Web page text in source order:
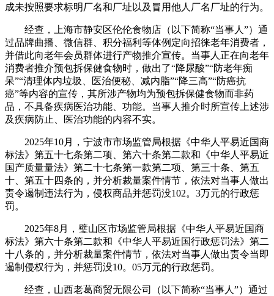
成未按照要求标明厂名和厂址以及冒用他人厂名厂址的行为。
经查，上海市静安区伦伦食物店（以下简称“当事人”）通
过品牌曲播、微信群、积分福利等体例定向招徕老年消费者，
并借此向老年会员群体进行产物推介宣传。当事人正在向老年
消费者推介预包拆保健食物时，做出了“降尿酸”“防老年痴
呆”“清理体内垃圾、医治便秘、减内脂”“降三高”“防癌抗
癌”等内容的宣传，其所涉产物均为预包拆保健食物而非药
品，不具备疾病医治功能、功能。当事人推介时所宣传上述涉
及疾病防止、医治功能的内容不实。
2025年10月，宁波市市场监管局根据《中华人平易近国商
标法》第五十七条第二项、第六十条第二款和《中华人平易近
国产质量量法》第二十七条第一款第二项、第三十条、第五
十、第五十四条的，并分析裁量案件情节，依法对当事人做出
责令遏制违法行为，侵权商品并惩罚没102。3万元的行政惩
罚。
2025年8月，璧山区市场监管局根据《中华人平易近国商
标法》第六十条第二款和《中华人平易近国行政惩罚法》第二
十八条的，并分析裁量案件情节，依法对当事人做出责令当即
遏制侵权行为，并惩罚没10。05万元的行政惩罚。
经查，山西老葛商贸无限公司（以下简称“当事人”）通过